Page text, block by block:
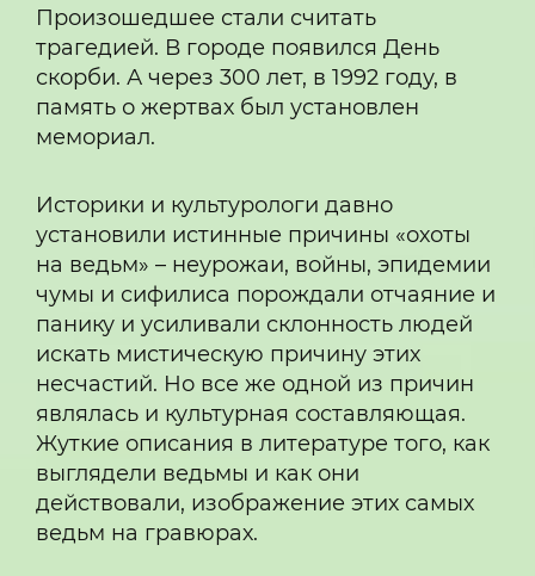
Произошедшее стали считать
трагедией. В городе появился День
скорби. А через 300 лет, в 1992 году, в
память о жертвах был установлен
мемориал.
Историки и культурологи давно
установили истинные причины «охоты
на ведьм» – неурожаи, войны, эпидемии
чумы и сифилиса порождали отчаяние и
панику и усиливали склонность людей
искать мистическую причину этих
несчастий. Но все же одной из причин
являлась и культурная составляющая.
Жуткие описания в литературе того, как
выглядели ведьмы и как они
действовали, изображение этих самых
ведьм на гравюрах.